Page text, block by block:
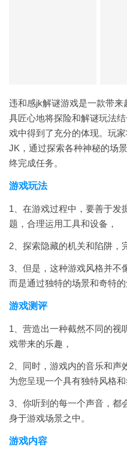
违和感jk解谜游戏是一款带
具匠心地将探险和解谜玩法
戏中得到了充分的体现。玩
JK，通过探索各种神秘的场
终完成任务。
游戏玩法
1、在游戏过程中，要善于发
题，合理运用工具和设备，
2、探索隐藏的机关和陷阱，
3、但是，这种游戏风格并不
而是通过独特的场景和奇特的
游戏测评
1、营造出一种截然不同的视
戏带来的乐趣，
2、同时，游戏内的音乐和声
为您呈现一个具有独特风格和
3、你听到的每一个声音，都
身于游戏场景之中。
游戏内容